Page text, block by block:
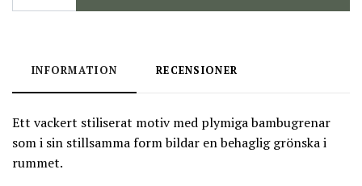
INFORMATION RECENSIONER
Ett vackert stiliserat motiv med plymiga bambugrenar
som i sin stillsamma form bildar en behaglig grönska i
rummet.